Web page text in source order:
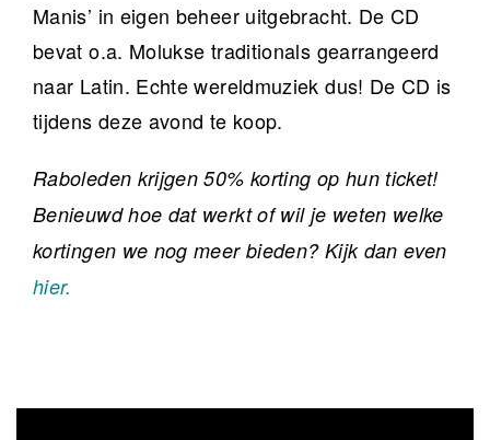
Manis’ in eigen beheer uitgebracht. De CD
bevat o.a. Molukse traditionals gearrangeerd
naar Latin. Echte wereldmuziek dus! De CD is
tijdens deze avond te koop.
Raboleden krijgen 50% korting op hun ticket!
Benieuwd hoe dat werkt of wil je weten welke
kortingen we nog meer bieden? Kijk dan even
hier.